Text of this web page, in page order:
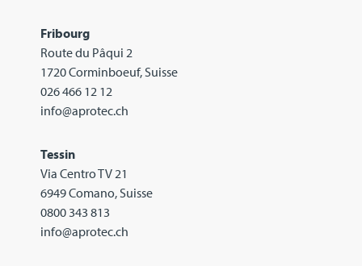
Fribourg
Route du Pâqui 2
1720 Corminboeuf, Suisse
026 466 12 12
info@aprotec.ch
Tessin
Via Centro TV 21
6949 Comano, Suisse
0800 343 813
info@aprotec.ch